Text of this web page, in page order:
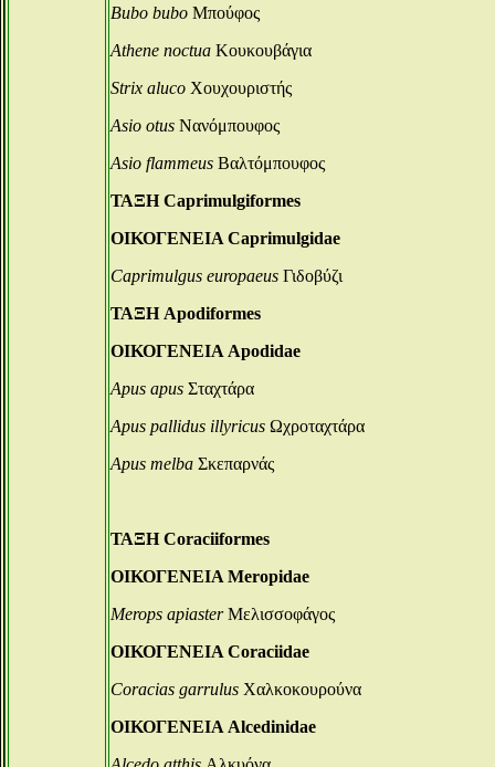
Bubo bubo Μπούφος
Athene noctua Κουκουβάγια
Strix aluco Χουχουριστής
Asio otus Νανόμπουφος
Asio flammeus Βαλτόμπουφος
ΤΑΞΗ Caprimulgiformes
ΟΙΚΟΓΕΝΕΙΑ Caprimulgidae
Caprimulgus europaeus Γιδοβύζι
ΤΑΞΗ Apodiformes
ΟΙΚΟΓΕΝΕΙΑ Apodidae
Apus apus Σταχτάρα
Apus pallidus illyricus Ωχροταχτάρα
Apus melba Σκεπαρνάς
ΤΑΞΗ Coraciiformes
ΟΙΚΟΓΕΝΕΙΑ Meropidae
Merops apiasterΜελισσοφάγος
ΟΙΚΟΓΕΝΕΙΑ Coraciidae
Coracias garrulus Χαλκοκουρούνα
ΟΙΚΟΓΕΝΕΙΑ Alcedinidae